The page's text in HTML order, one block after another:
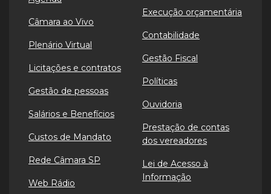
Câmara ao Vivo
Plenário Virtual
Licitações e contratos
Gestão de pessoas
Salários e Benefícios
Custos de Mandato
Rede Câmara SP
Web Rádio
Execução orçamentária
Contabilidade
Gestão Fiscal
Políticas
Ouvidoria
Prestação de contas
dos vereadores
Lei de Acesso à
Informação